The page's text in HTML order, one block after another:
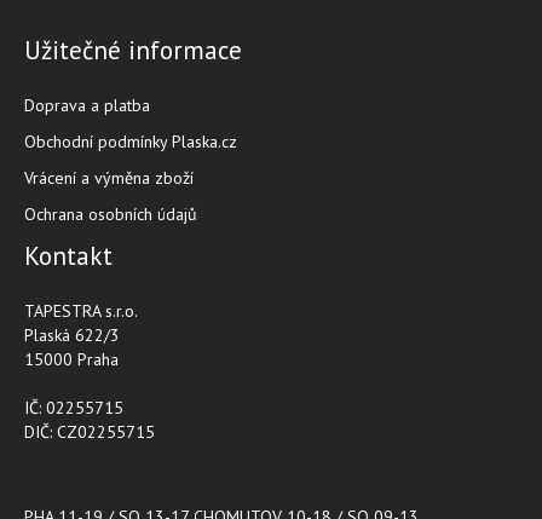
Užitečné informace
Doprava a platba
Obchodní podmínky Plaska.cz
Vrácení a výměna zboží
Ochrana osobních údajů
Kontakt
TAPESTRA s.r.o.
Plaská 622/3
15000 Praha
IČ: 02255715
DIČ: CZ02255715